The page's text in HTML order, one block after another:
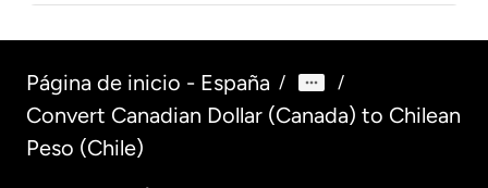
Página de inicio - España / /
Convert Canadian Dollar (Canada) to Chilean
Peso (Chile)